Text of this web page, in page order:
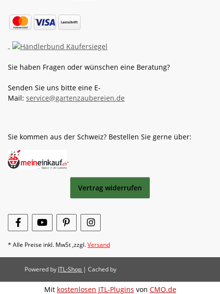
Sie haben Fragen oder wünschen eine Beratung?
Senden Sie uns bitte eine E-
Mail: service@gartenzaubereien.de
Sie kommen aus der Schweiz? Bestellen Sie gerne über:
Vertrag widerrufen
* Alle Preise inkl. MwSt ,zzgl.Versand
Powered by JTL-Shop | Cached by
Mit kostenlosen JTL-Plugins von CMO.de